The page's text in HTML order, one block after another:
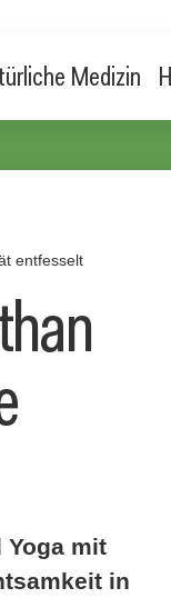
Medizin
entfesselt
mit
in